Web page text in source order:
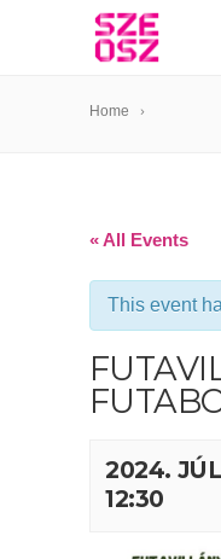
Home
« All Events
This event
2024.
12:30